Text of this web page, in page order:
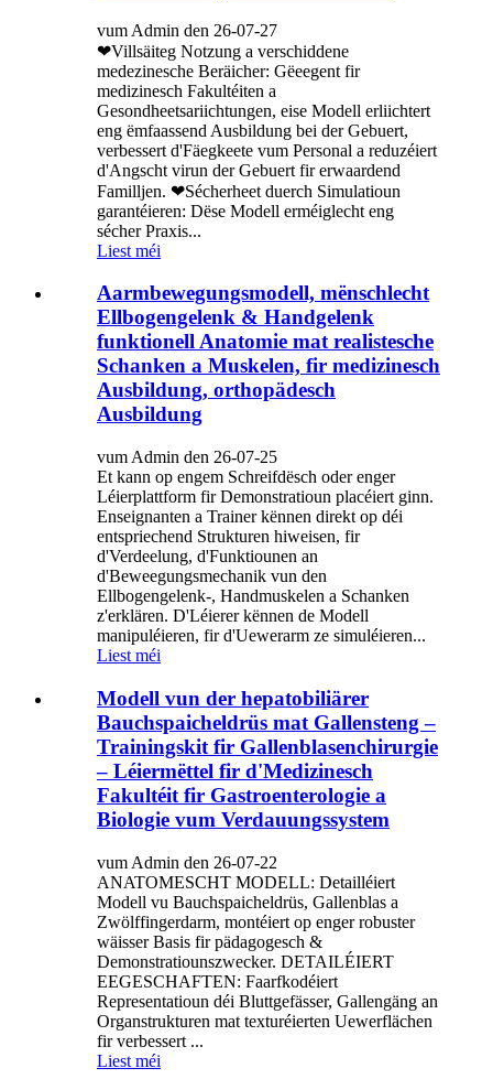
vum Admin den 26-07-27
❤Villsäiteg Notzung a verschiddene
medezinesche Beräicher: Gëeegent fir
medizinesch Fakultéiten a
Gesondheetsariichtungen, eise Modell erliichtert
eng ëmfaassend Ausbildung bei der Gebuert,
verbessert d'Fäegkeete vum Personal a reduzéiert
d'Angscht virun der Gebuert fir erwaardend
Familljen. ❤Sécherheet duerch Simulatioun
garantéieren: Dëse Modell erméiglecht eng
sécher Praxis...
Liest méi
Aarmbewegungsmodell, mënschlecht
Ellbogengelenk & Handgelenk
funktionell Anatomie mat realistesche
Schanken a Muskelen, fir medizinesch
Ausbildung, orthopädesch
Ausbildung
vum Admin den 26-07-25
Et kann op engem Schreifdësch oder enger
Léierplattform fir Demonstratioun placéiert ginn.
Enseignanten a Trainer kënnen direkt op déi
entspriechend Strukturen hiweisen, fir
d'Verdeelung, d'Funktiounen an
d'Beweegungsmechanik vun den
Ellbogengelenk-, Handmuskelen a Schanken
z'erklären. D'Léierer kënnen de Modell
manipuléieren, fir d'Uewerarm ze simuléieren...
Liest méi
Modell vun der hepatobiliärer
Bauchspaicheldrüs mat Gallensteng –
Trainingskit fir Gallenblasenchirurgie
– Léiermëttel fir d'Medizinesch
Fakultéit fir Gastroenterologie a
Biologie vum Verdauungssystem
vum Admin den 26-07-22
ANATOMESCHT MODELL: Detailléiert
Modell vu Bauchspaicheldrüs, Gallenblas a
Zwölffingerdarm, montéiert op enger robuster
wäisser Basis fir pädagogesch &
Demonstratiounszwecker. DETAILÉIERT
EEGESCHAFTEN: Faarfkodéiert
Representatioun déi Bluttgefässer, Gallengäng an
Organstrukturen mat texturéierten Uewerflächen
fir verbessert ...
Liest méi